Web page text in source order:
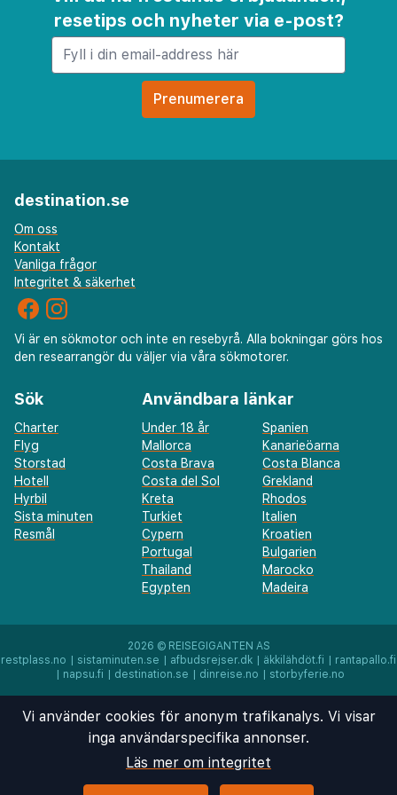
resetips och nyheter via e-post?
destination.se
Om oss
Kontakt
Vanliga frågor
Integritet & säkerhet
Vi är en sökmotor och inte en resebyrå. Alla bokningar görs hos
den researrangör du väljer via våra sökmotorer.
Sök
Charter
Flyg
Storstad
Hotell
Hyrbil
Sista minuten
Resmål
Användbara länkar
Under 18 år
Spanien
Mallorca
Kanarieöarna
Costa Brava
Costa Blanca
Costa del Sol
Grekland
Kreta
Rhodos
Turkiet
Italien
Cypern
Kroatien
Portugal
Bulgarien
Thailand
Marocko
Egypten
Madeira
2026 © REISEGIGANTEN AS
restplass.no
sistaminuten.se afbudsrejser.dk äkkilähdöt.fi
rantapallo.fi
napsu.fi destination.se dinreise.no storbyferie.no
Vi använder cookies för anonym trafikanalys. Vi visar
inga användarspecifika annonser.
Läs mer om integritet